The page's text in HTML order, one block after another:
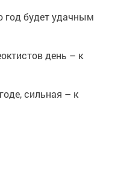
год будет удачным
день – к
сильная – к